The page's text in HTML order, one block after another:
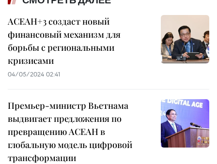
АСЕАН+3 создаст новый
финансовый механизм для
борьбы с региональными
кризисами
04/05/2024 02:41
Премьер-министр Вьетнама
выдвигает предложения по
превращению АСЕАН в
глобальную модель цифровой
трансформации